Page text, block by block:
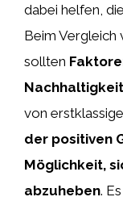
dabei helfen,
Beim Vergleich
sollten
Nachhaltigkeit
von
der positiven
Möglichkeit,
abzuheben.